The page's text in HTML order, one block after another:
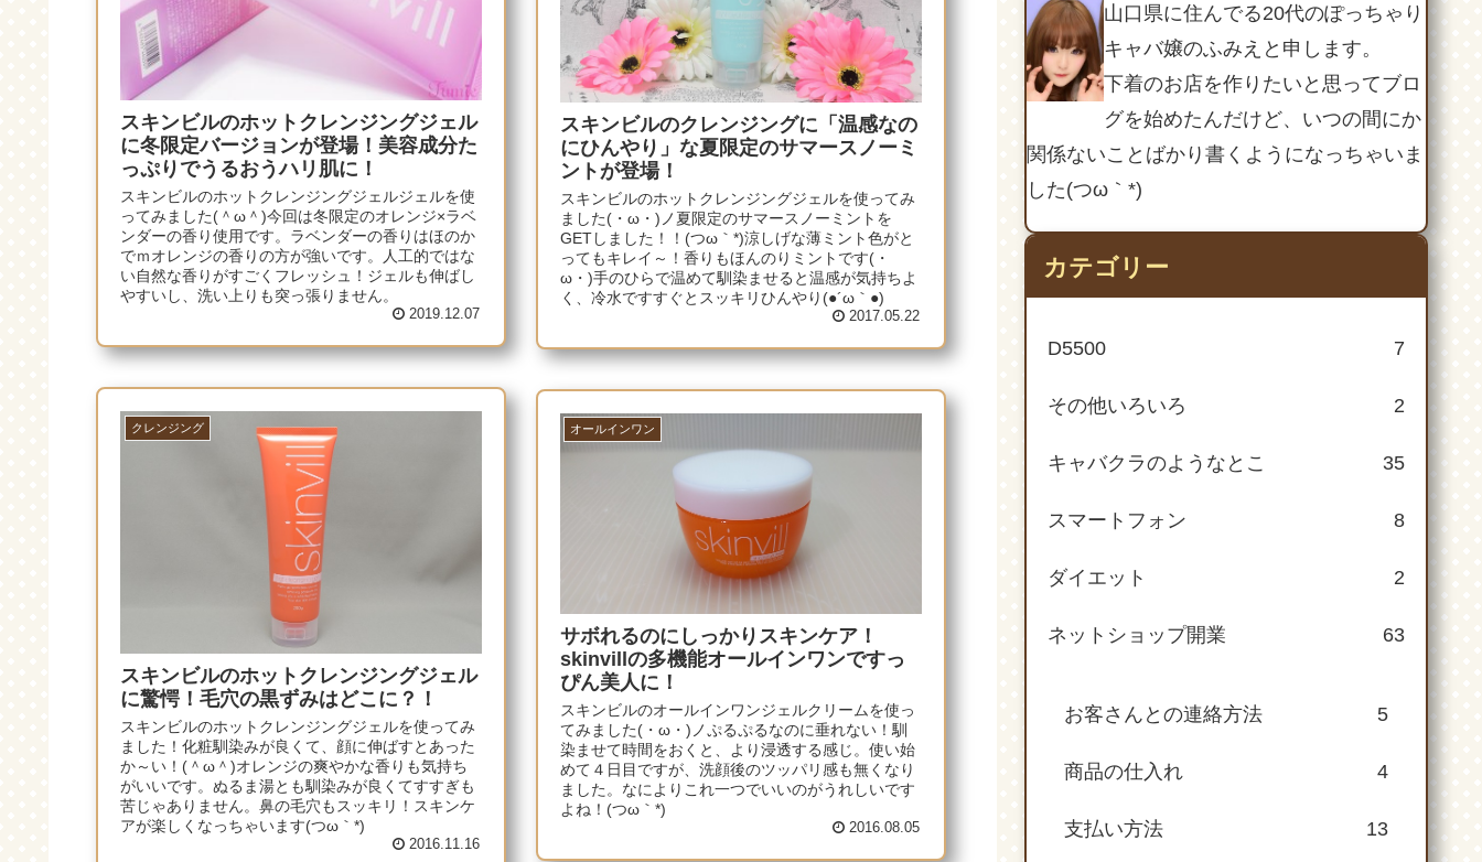
スキンビルのホットクレンジングジェル
に冬限定バージョンが登場！美容成分た
っぷりでうるおうハリ肌に！
スキンビルのホットクレンジングジェルジェルを使
ってみました(＾ω＾)今回は冬限定のオレンジ×ラベ
ンダーの香り使用です。ラベンダーの香りはほのか
でｍオレンジの香りの方が強いです。人工的ではな
い自然な香りがすごくフレッシュ！ジェルも伸ばし
やすいし、洗い上りも突っ張りません。
2019.12.07
スキンビルのクレンジングに「温感なの
にひんやり」な夏限定のサマースノーミ
ントが登場！
スキンビルのホットクレンジングジェルを使ってみ
ました(・ω・)ノ夏限定のサマースノーミントを
GETしました！！(つω｀*)涼しげな薄ミント色がと
ってもキレイ～！香りもほんのりミントです(・
ω・)手のひらで温めて馴染ませると温感が気持ちよ
く、冷水ですすぐとスッキリひんやり(●´ω｀●)
2017.05.22
クレンジング
スキンビルのホットクレンジングジェル
に驚愕！毛穴の黒ずみはどこに？！
スキンビルのホットクレンジングジェルを使ってみ
ました！化粧馴染みが良くて、顔に伸ばすとあった
か～い！(＾ω＾)オレンジの爽やかな香りも気持ち
がいいです。ぬるま湯とも馴染みが良くてすすぎも
苦じゃありません。鼻の毛穴もスッキリ！スキンケ
アが楽しくなっちゃいます(つω｀*)
2016.11.16
オールインワン
サボれるのにしっかりスキンケア！
skinvillの多機能オールインワンですっ
ぴん美人に！
スキンビルのオールインワンジェルクリームを使っ
てみました(・ω・)ノぷるぷるなのに垂れない！馴
染ませて時間をおくと、より浸透する感じ。使い始
めて４日目ですが、洗顔後のツッパリ感も無くなり
ました。なによりこれ一つでいいのがうれしいです
よね！(つω｀*)
2016.08.05
山口県に住んでる20代のぽっちゃり
キャバ嬢のふみえと申します。
下着のお店を作りたいと思ってブロ
グを始めたんだけど、いつの間にか
関係ないことばかり書くようになっちゃいま
した(つω｀*)
カテゴリー
D5500 7
その他いろいろ 2
キャバクラのようなとこ 35
スマートフォン 8
ダイエット 2
ネットショップ開業 63
お客さんとの連絡方法 5
商品の仕入れ 4
支払い方法 13